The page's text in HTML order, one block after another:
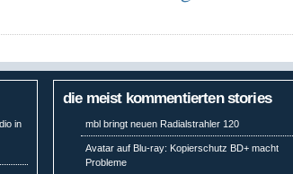
in
die meist kommentierten stories
mbl bringt neuen Radialstrahler 120
Avatar auf Blu-ray: Kopierschutz BD+ macht
Probleme